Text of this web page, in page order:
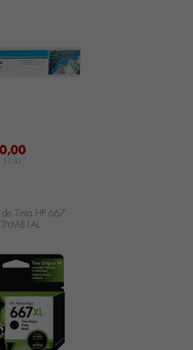
51,42
de Tinta HP 667
3YM81AL